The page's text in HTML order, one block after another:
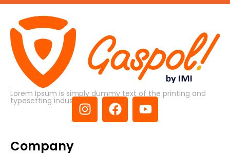
Lorem Ipsum is simply dummy text of the printing and
typesetting industry.
Company